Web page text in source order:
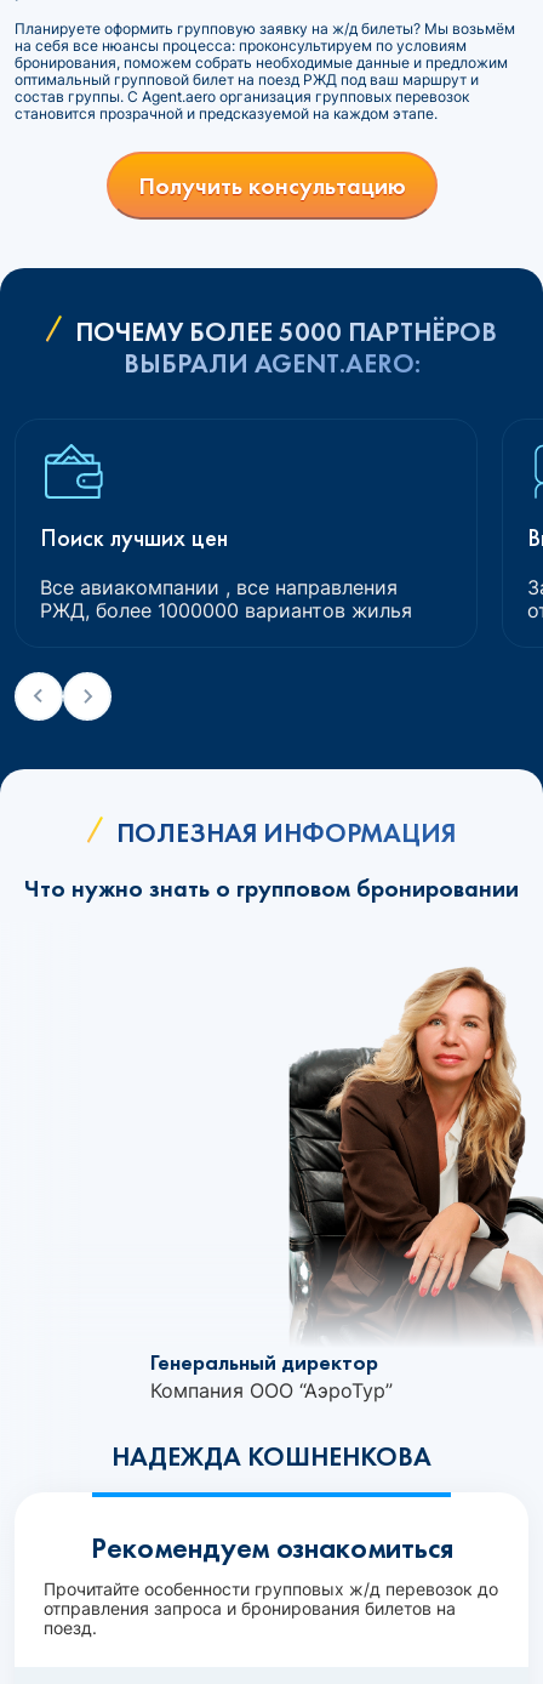
Планируете оформить групповую заявку на ж/д билеты? Мы возьмём
на себя все нюансы процесса: проконсультируем по условиям
бронирования, поможем собрать необходимые данные и предложим
оптимальный групповой билет на поезд РЖД под ваш маршрут и
состав группы. С Agent.aero организация групповых перевозок
становится прозрачной и предсказуемой на каждом этапе.
Получить консультацию
ПОЧЕМУ БОЛЕЕ 5000 ПАРТНЁРОВ
ВЫБРАЛИ AGENT.AERO:
Поиск лучших цен
Все авиакомпании , все направления
РЖД, более 1000000 вариантов жилья
ПОЛЕЗНАЯ ИНФОРМАЦИЯ
Что нужно знать о групповом бронировании
НАДЕЖДА КОШНЕНКОВА
Генеральный директор
Компания ООО “АэроТур”
Рекомендуем ознакомиться
Прочитайте особенности групповых ж/д перевозок до
отправления запроса и бронирования билетов на
поезд.